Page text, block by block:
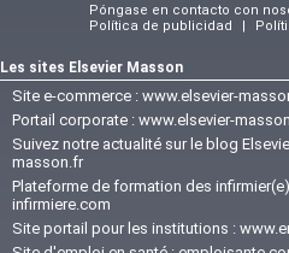
Póngase en contacto con
Política de publicidad
|
Les sites Elsevier Masson
Site e-commerce : www.elsevier-
Portail corporate : www.elsevier-
Suivez notre actualité sur le blog
masson.fr
Plateforme de formation des
infirmiere.com
Site portail pour les institutions :